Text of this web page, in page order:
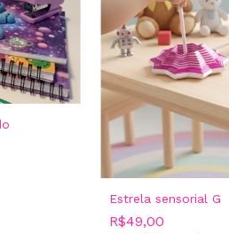
Estrela sensorial G
R$49,00